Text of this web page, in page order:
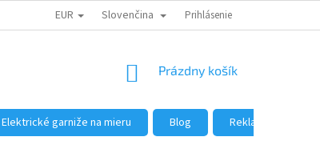
NÁKUPU U NÁS AKO NAKUPOVAŤ VEĽKOOBCHOD
EUR Slovenčina Prihlásenie
NÁKUPNÝ
Prázdny košík
Elektrické garniže na mieru Blog
Reklamácie a